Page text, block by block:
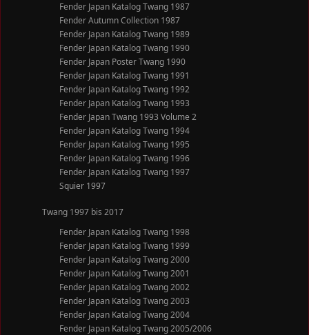
Fender Japan Katalog Twang 1987
Fender Autumn Collection 1987
Fender Japan Katalog Twang 1989
Fender Japan Katalog Twang 1990
Fender Japan Poster Twang 1990
Fender Japan Katalog Twang 1991
Fender Japan Katalog Twang 1992
Fender Japan Katalog Twang 1993
Fender Japan Twang 1993 Volume 2
Fender Japan Katalog Twang 1994
Fender Japan Katalog Twang 1995
Fender Japan Katalog Twang 1996
Fender Japan Katalog Twang 1997
Squier 1997
Twang 1997 bis 2017
Fender Japan Katalog Twang 1998
Fender Japan Katalog Twang 1999
Fender Japan Katalog Twang 2000
Fender Japan Katalog Twang 2001
Fender Japan Katalog Twang 2002
Fender Japan Katalog Twang 2003
Fender Japan Katalog Twang 2004
Fender Japan Katalog Twang 2005/2006